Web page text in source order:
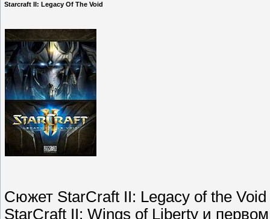
Starcraft II: Legacy Of The Void
Сюжет StarCraft II: Legacy of the
StarCraft II: Wings of Liberty и